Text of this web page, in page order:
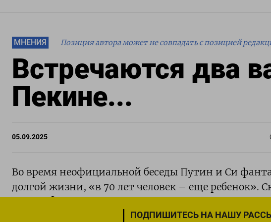
ПОДПИШИТЕСЬ НА НАШУ
МНЕНИЯ Позиция автора может не совпадать с позицией
Встречаются два
Пекине...
05.09.2025
Во время неофициальной беседы Путин и Си
долгой жизни, «в 70 лет человек – еще ребенок».
Zeit Нильс Маквардт. Перевел для вас его колонку.